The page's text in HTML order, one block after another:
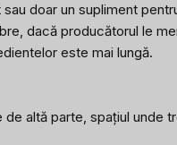
doar un supliment
dacă producătorul le
este mai lungă.
altă parte, spațiul unde